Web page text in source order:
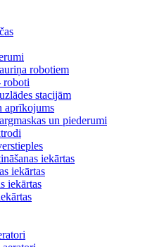
robotiem
roboti
stacijām
aprīkojums
un piederumi
iekārtas
iekārtas
iekārtas